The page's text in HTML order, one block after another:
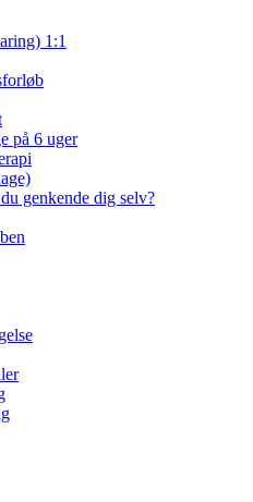
1:1
på 6 uger
genkende dig selv?